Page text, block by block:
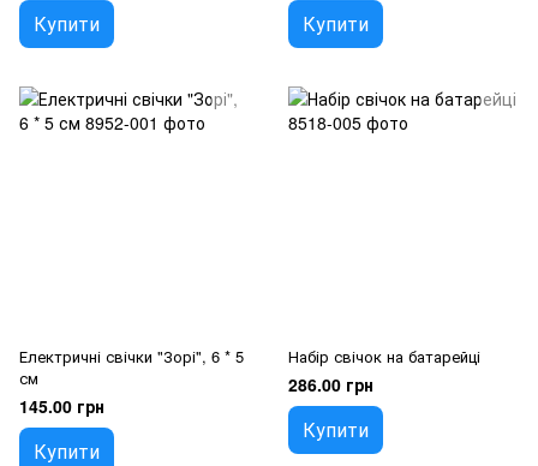
Купити Купити
Електричні свічки "Зорі", 6 * 5
см
145.00 грн
Купити
Набір свічок на батарейці
286.00 грн
Купити